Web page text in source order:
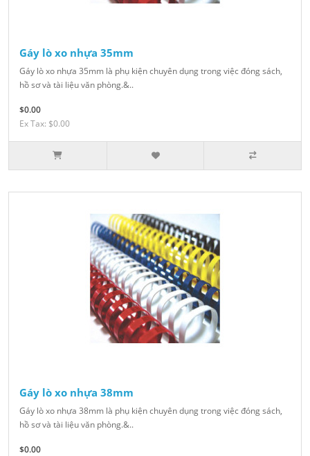
Gáy lò xo nhựa 35mm
Gáy lò xo nhựa 35mm là phụ kiện chuyên dụng trong việc đóng sách,
hồ sơ và tài liệu văn phòng.&..
$0.00
Ex Tax: $0.00
Gáy lò xo nhựa 38mm
Gáy lò xo nhựa 38mm là phụ kiện chuyên dụng trong việc đóng sách,
hồ sơ và tài liệu văn phòng.&..
$0.00